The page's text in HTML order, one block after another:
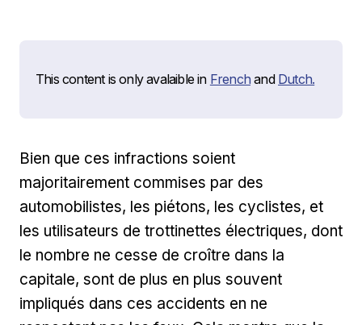
This content is only avalaible in French and Dutch.
Bien que ces infractions soient
majoritairement commises par des
automobilistes, les piétons, les cyclistes, et
les utilisateurs de trottinettes électriques, dont
le nombre ne cesse de croître dans la
capitale, sont de plus en plus souvent
impliqués dans ces accidents en ne